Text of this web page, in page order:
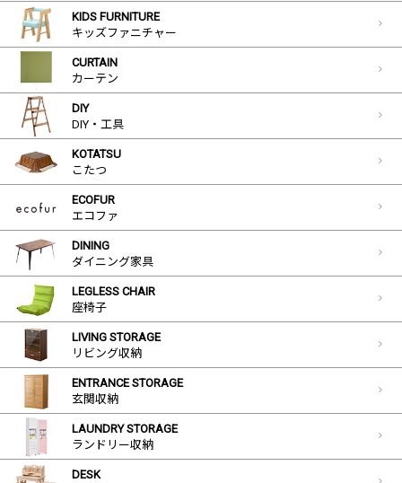
KIDS FURNITURE
キッズファニチャー
CURTAIN
カーテン
DIY
DIY・工具
KOTATSU
こたつ
ECOFUR
エコファ
DINING
ダイニング家具
LEGLESS CHAIR
座椅子
LIVING STORAGE
リビング収納
ENTRANCE STORAGE
玄関収納
LAUNDRY STORAGE
ランドリー収納
DESK